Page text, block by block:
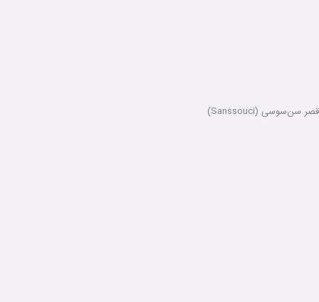
قصر سن‌سوسی (Sanssouci)